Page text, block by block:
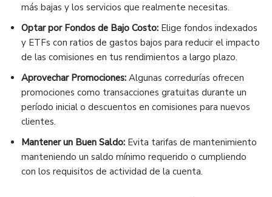
más bajas y los servicios que realmente necesitas.
Optar por Fondos de Bajo Costo: Elige fondos indexados
y ETFs con ratios de gastos bajos para reducir el impacto
de las comisiones en tus rendimientos a largo plazo.
Aprovechar Promociones: Algunas corredurías ofrecen
promociones como transacciones gratuitas durante un
período inicial o descuentos en comisiones para nuevos
clientes.
Mantener un Buen Saldo: Evita tarifas de mantenimiento
manteniendo un saldo mínimo requerido o cumpliendo
con los requisitos de actividad de la cuenta.